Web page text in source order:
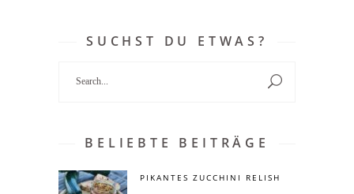
SUCHST DU ETWAS?
BELIEBTE BEITRÄGE
PIKANTES ZUCCHINI RELISH